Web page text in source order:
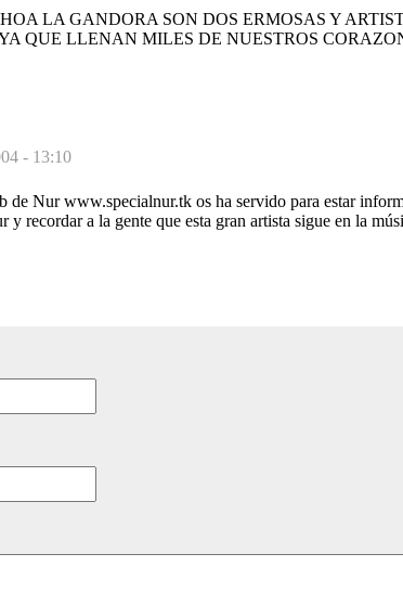
LA GANDORA SON DOS ERMOSAS Y
QUE LLENAN MILES DE NUESTROS
- 13:10
de Nur www.specialnur.tk os ha servido para estar
recordar a la gente que esta gran artista sigue en la